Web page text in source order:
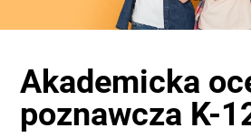
Akademicka
poznawcza K-